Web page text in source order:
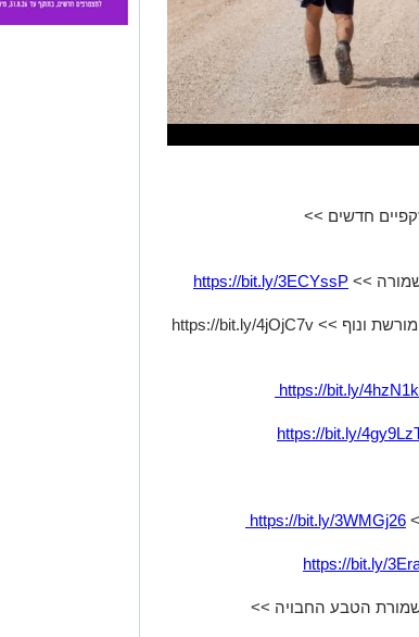
חדשים >>
>>
https://bit.ly/3ECYssP
גן לאומי תל חצור - ט"ו בשבט של היסטוריה, מורשת ונוף >> https://bit.ly/4jOjC7v
https://bit.ly/
https://bit.ly/
https://bit.ly/3WMGj26
https://bit.ly/
הטבע החבויה >>